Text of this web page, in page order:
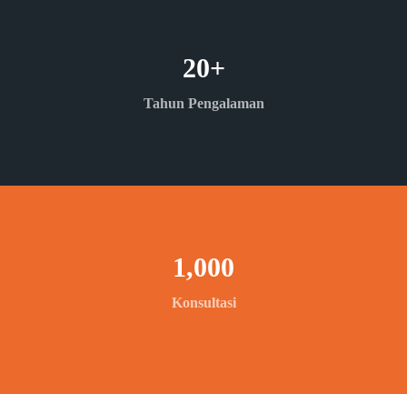
Tahun Pengalaman
20+
Konsultasi
1,000